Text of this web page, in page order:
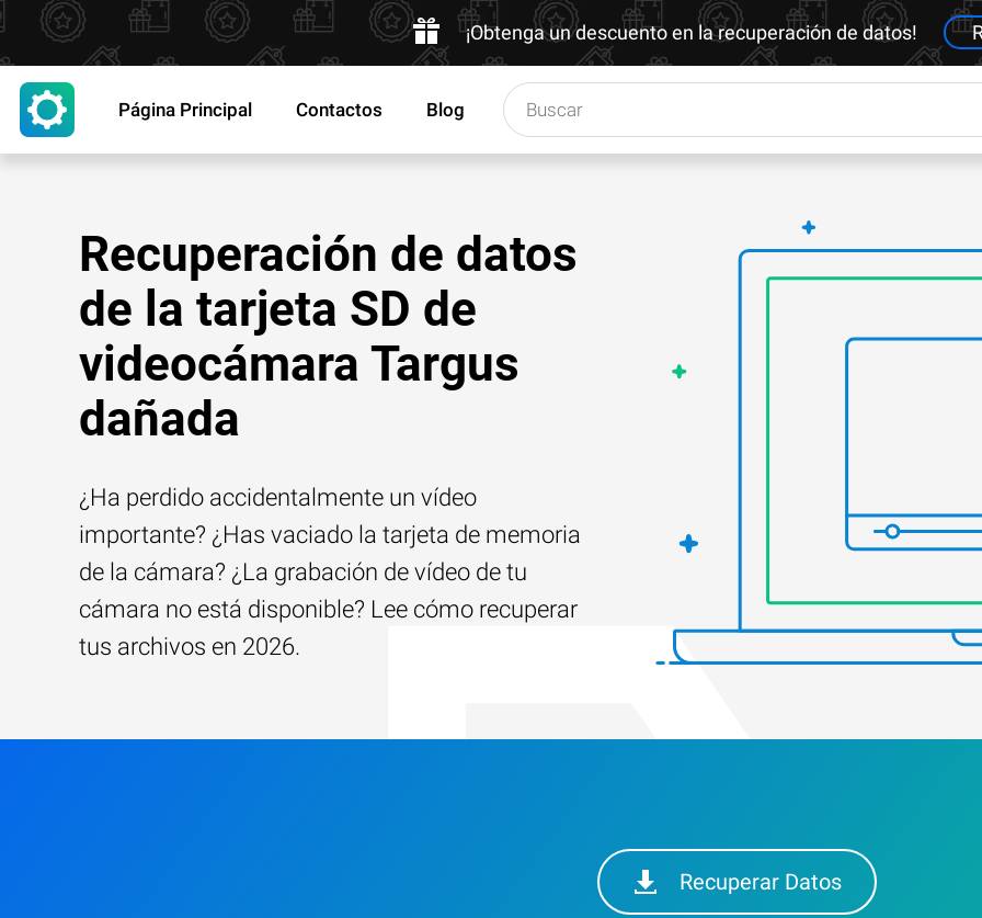
¡Obtenga un descuento en la recuperación de datos!
Página Principal Contactos Blog
Recuperación de datos
de la tarjeta SD de
videocámara Targus
dañada
¿Ha perdido accidentalmente un vídeo
importante? ¿Has vaciado la tarjeta de memoria
de la cámara? ¿La grabación de vídeo de tu
cámara no está disponible? Lee cómo recuperar
tus archivos en 2026.
Recuperar Datos